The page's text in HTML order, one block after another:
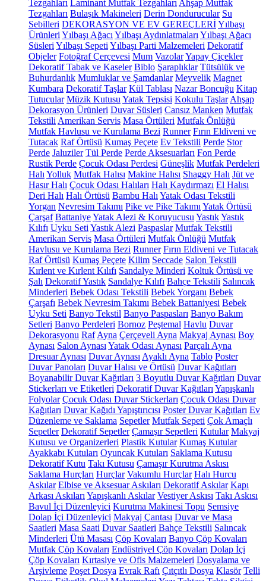
Tezgahları Laminant Mutfak Tezgahları Ahşap Mutfak
Tezgahları Bulaşık Makineleri Derin Dondurucular Su
Sebilleri DEKORASYON VE EV GEREÇLERİYılbaşı
Ürünleri Yılbaşı Ağacı Yılbaşı Aydınlatmaları Yılbaşı Ağacı
Süsleri Yılbaşı Sepeti Yılbaşı Parti Malzemeleri Dekoratif
Objeler Fotoğraf Çerçevesi Mum VazolarYapay Çiçekler
Dekoratif Tabak ve Kaseler Biblo Şaraplıklar Tütsülük ve
Buhurdanlık Mumluklar ve Şamdanlar Meyvelik Magnet
Kumbara Dekoratif Taşlar Kül Tablası Nazar Boncuğu Kitap
Tutucular Müzik Kutusu Yatak Tepsisi Kokulu Taşlar Ahşap
Dekorasyon Ürünleri Duvar Süsleri Cansız Manken Mutfak
Tekstili Amerikan Servis Masa Örtüleri Mutfak Önlüğü
Mutfak Havlusu ve Kurulama Bezi Runner Fırın Eldiveni ve
Tutacak Raf Örtüsü Kumaş Peçete Ev Tekstili Perde Stor
Perde Jaluziler Tül Perde Perde Aksesuarları Fon Perde
Rustik Perde Çocuk Odası Perdesi Güneşlik Mutfak Perdeleri
Halı Yolluk Mutfak Halısı Makine Halısı Shaggy Halı Jüt ve
Hasır Halı Çocuk Odası Halıları Halı Kaydırmazı El Halısı
Deri Halı Halı Örtüsü Bambu Halı Yatak Odası Tekstili
Yorgan Nevresim Takımı Pike ve Pike Takımı Yatak Örtüsü
Çarşaf BattaniyeYatak Alezi & Koruyucusu YastıkYastık
Kılıfı Uyku Seti Yastık Alezi Paspaslar Mutfak Tekstili
Amerikan Servis Masa Örtüleri Mutfak Önlüğü Mutfak
Havlusu ve Kurulama Bezi Runner Fırın Eldiveni ve Tutacak
Raf Örtüsü Kumaş Peçete Kilim Seccade Salon Tekstili
Kırlent ve Kırlent Kılıfı Sandalye Minderi Koltuk Örtüsü ve
Şalı Dekoratif Yastık Sandalye Kılıfı Bahçe Tekstili Salıncak
Minderleri Bebek Odası Tekstili Bebek Yorganı Bebek
Çarşafı Bebek Nevresim Takımı Bebek Battaniyesi Bebek
Uyku Seti Banyo Tekstil Banyo Paspasları Banyo Bakım
Setleri Banyo Perdeleri Bornoz Peştemal Havlu Duvar
Dekorasyonu Raf Ayna Çerçeveli Ayna Makyaj Aynası Boy
Aynası Salon Aynası Yatak Odası Aynası Parçalı Ayna
Dresuar Aynası Duvar Aynası Ayaklı Ayna Tablo Poster
Duvar Panoları Duvar Halısı ve Örtüsü Duvar Kağıtları
Boyanabilir Duvar Kağıtları 3 Boyutlu Duvar Kağıtları Duvar
Stickerları ve Etiketleri Dekoratif Duvar Kağıtları Yapışkanlı
Folyolar Çocuk Odası Duvar Stickerları Çocuk Odası Duvar
Kağıtları Duvar Kağıdı Yapıştırıcısı Poster Duvar Kağıtları Ev
Düzenleme ve Saklama Sepetler Mutfak Sepeti Çok Amaçlı
Sepetler Dekoratif Sepetler Çamaşır Sepetleri Kutular Makyaj
Kutusu ve Organizerleri Plastik Kutular Kumaş Kutular
Ayakkabı Kutuları Oyuncak Kutuları Saklama Kutusu
Dekoratif Kutu Takı Kutusu Çamaşır Kurutma Askısı
Saklama Hurçları Hurçlar Vakumlu Hurçlar Halı Hurcu
Askılar Elbise ve Aksesuar Askıları Dekoratif Askılar Kapı
Arkası Askıları Yapışkanlı Askılar Vestiyer Askısı Takı Askısı
Bavul İçi Düzenleyici Kurutma Makinesi Topu Şemsiye
Dolap İçi Düzenleyici Makyaj Çantası Duvar ve Masa
Saatleri Masa Saati Duvar Saatleri Bahçe Tekstili Salıncak
Minderleri Ütü Masası Çöp Kovaları Banyo Çöp Kovaları
Mutfak Çöp Kovaları Endüstriyel Çöp Kovaları Dolap İçi
Çöp Kovaları Kırtasiye ve Ofis Malzemeleri Dosyalama ve
Arşivleme Poşet Dosya Evrak Rafı Çıtçıtlı Dosya Klasör Telli